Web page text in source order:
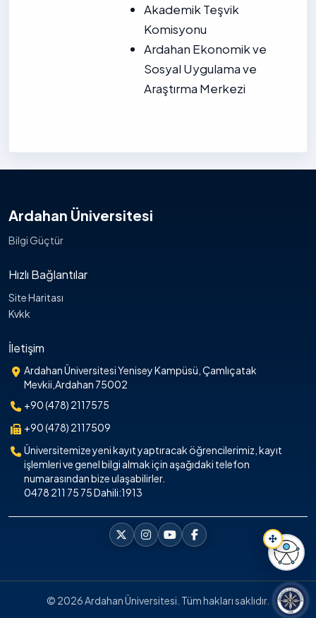
Akademik Teşvik
Komisyonu
Ardahan Ekonomik ve
Sosyal Uygulama ve
Araştırma Merkezi
Ardahan Üniversitesi
Bilgi Güçtür
Hızlı Bağlantılar
Site Haritası
Kvkk
İletişim
Ardahan Üniversitesi Yenisey Kampüsü, Çamlıçatak
Mevkii,Ardahan 75002
+90 (478) 2117575
+90 (478) 2117509
Üniversitemize yeni kayıt yaptıracak öğrencilerimiz, kayıt
işlemleri ve genel bilgi almak için aşağıdaki telefon
numarasından bize ulaşabilirler.
0478 211 75 75 Dahili:1913
© 2026 Ardahan Üniversitesi. Tüm hakları saklıdır.